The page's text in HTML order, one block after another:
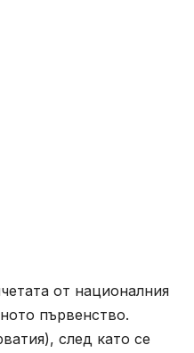
от националния
първенство.
след като се